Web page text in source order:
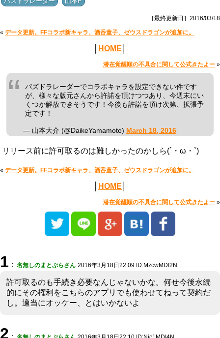
［最終更新日］2016/03/18
« データ更新。FFコラボ新キャラ、酒呑童子、ゼウスドラゴンが追加に。
HOME
潜在覚醒順の不具合に関して公式きたよー »
パズドラレーダーでコラボキャラを設定できない件です
が、様々な版元さんから許諾を頂けつつあり、今週末にい
くつか解放できそうです！今後も許諾を頂け次第、拡張予
定です！
— 山本大介 (@DaikeYamamoto) March 18, 2016
リリース前に許可取るのは難しかったのかしら(´・ω・`)
« データ更新。FFコラボ新キャラ、酒呑童子、ゼウスドラゴンが追加に。
HOME
潜在覚醒順の不具合に関して公式きたよー »
1 ： 名無しのまとぷらさん 2016年3月18日22:09 ID:MzcwMDI2N
許可取るのも手続き必要なんじゃないかな。何せ今後永続
的にその権利をこちらのアプリでも使わせてねって契約だ
し。適当にオッケー、とはいかないよ
2